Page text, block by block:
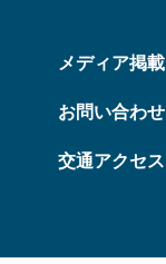
メディア掲載
お問い合わせ
交通アクセス